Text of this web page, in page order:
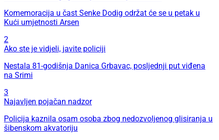
Komemoracija u čast Senke Dodig održat će se u petak u
Kući umjetnosti Arsen
2
Ako ste je vidjeli, javite policiji
Nestala 81-godišnja Danica Grbavac, posljednji put viđena
na Srimi
3
Najavljen pojačan nadzor
Policija kaznila osam osoba zbog nedozvoljenog glisiranja u
šibenskom akvatoriju